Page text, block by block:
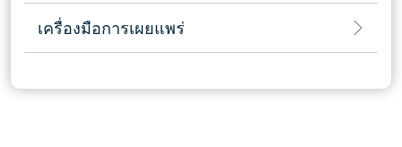
เครื่องมือการเผยแพร่